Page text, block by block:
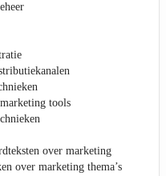
tools
over marketing
over marketing thema’s